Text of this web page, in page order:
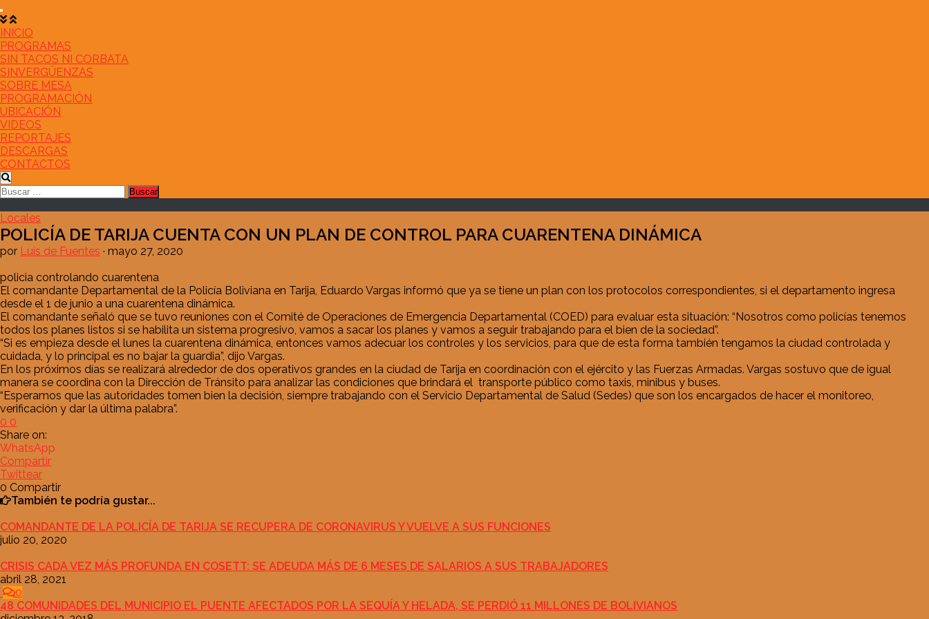
Saltar
al
contenido
INICIO
PROGRAMAS
SIN TACOS NI CORBATA
SINVERGÜENZAS
SOBRE MESA
PROGRAMACIÓN
UBICACIÓN
VIDEOS
REPORTAJES
DESCARGAS
CONTACTOS
Buscar:
Locales
POLICÍA DE TARIJA CUENTA CON UN PLAN DE CONTROL PARA CUARENTENA DINÁMICA
por Luis de Fuentes · mayo 27, 2020
policia controlando cuarentena
El comandante Departamental de la Policía Boliviana en Tarija, Eduardo Vargas informó que ya se tiene un plan con los protocolos correspondientes, si el departamento ingresa
desde el 1 de junio a una cuarentena dinámica.
El comandante señaló que se tuvo reuniones con el Comité de Operaciones de Emergencia Departamental (COED) para evaluar esta situación: “Nosotros como policías tenemos
todos los planes listos si se habilita un sistema progresivo, vamos a sacar los planes y vamos a seguir trabajando para el bien de la sociedad”.
“Si es empieza desde el lunes la cuarentena dinámica, entonces vamos adecuar los controles y los servicios, para que de esta forma también tengamos la ciudad controlada y
cuidada, y lo principal es no bajar la guardia”, dijo Vargas.
En los próximos días se realizará alrededor de dos operativos grandes en la ciudad de Tarija en coordinación con el ejército y las Fuerzas Armadas. Vargas sostuvo que de igual
manera se coordina con la Dirección de Tránsito para analizar las condiciones que brindará el transporte público como taxis, minibus y buses.
“Esperamos que las autoridades tomen bien la decisión, siempre trabajando con el Servicio Departamental de Salud (Sedes) que son los encargados de hacer el monitoreo,
verificación y dar la última palabra”.
0 0
Share on:
WhatsApp
Compartir
Twittear
0 Compartir
También te podría gustar...
COMANDANTE DE LA POLICÍA DE TARIJA SE RECUPERA DE CORONAVIRUS Y VUELVE A SUS FUNCIONES
julio 20, 2020
CRISIS CADA VEZ MÁS PROFUNDA EN COSETT: SE ADEUDA MÁS DE 6 MESES DE SALARIOS A SUS TRABAJADORES
abril 28, 2021
0
48 COMUNIDADES DEL MUNICIPIO EL PUENTE AFECTADOS POR LA SEQUÍA Y HELADA, SE PERDIÓ 11 MILLONES DE BOLIVIANOS